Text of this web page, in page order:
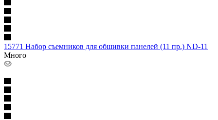
15771 Набор съемников для обшивки панелей (11 пр.) ND-11
Много